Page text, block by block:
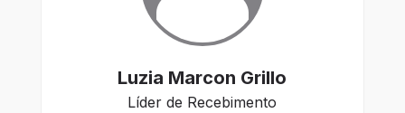
Luzia Marcon Grillo
Líder de Recebimento